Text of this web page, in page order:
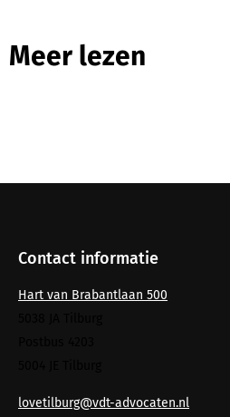
Meer lezen
Contact informatie
Hart van Brabantlaan 500
lovetilburg@vdt-advocaten.nl